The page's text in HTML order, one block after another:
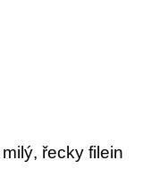
řecky filein